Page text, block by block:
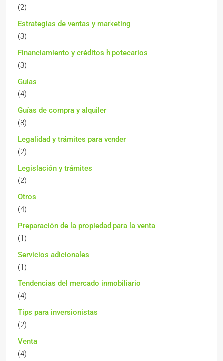
(2)
Estrategias de ventas y marketing
(3)
Financiamiento y créditos hipotecarios
(3)
Guias
(4)
Guías de compra y alquiler
(8)
Legalidad y trámites para vender
(2)
Legislación y trámites
(2)
Otros
(4)
Preparación de la propiedad para la venta
(1)
Servicios adicionales
(1)
Tendencias del mercado inmobiliario
(4)
Tips para inversionistas
(2)
Venta
(4)